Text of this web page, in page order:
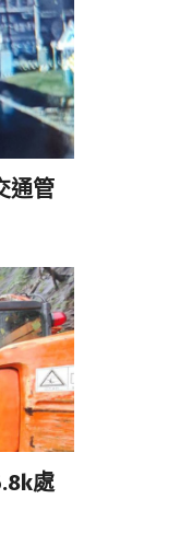
通管
處